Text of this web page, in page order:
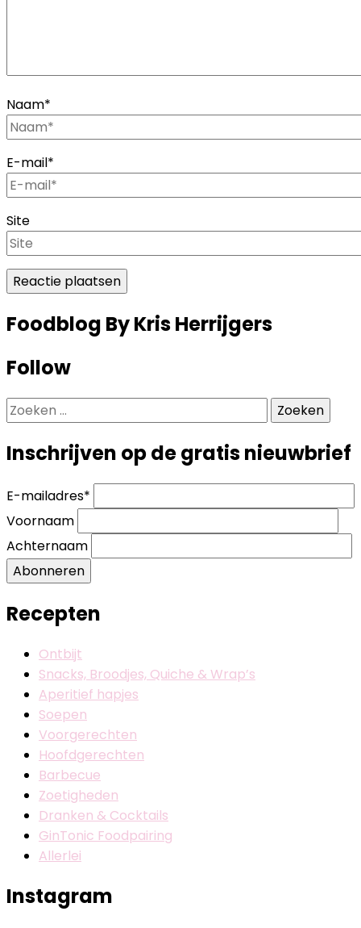
Naam*
E-mail*
Site
Foodblog By Kris Herrijgers
Follow
Zoeken
naar:
Inschrijven op de gratis nieuwbrief
E-mailadres*
Voornaam
Achternaam
Abonneren
Recepten
Ontbijt
Snacks, Broodjes, Quiche & Wrap’s
Aperitief hapjes
Soepen
Voorgerechten
Hoofdgerechten
Barbecue
Zoetigheden
Dranken & Cocktails
GinTonic Foodpairing
Allerlei
Instagram